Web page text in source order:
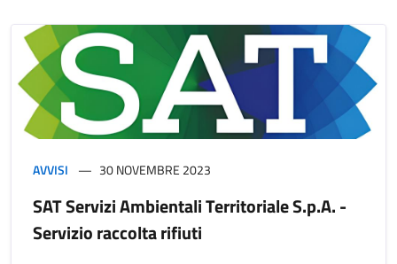
AVVISI 30 NOVEMBRE 2023
SAT Servizi Ambientali Territoriale S.p.A. -
Servizio raccolta rifiuti